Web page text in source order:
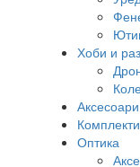
Хоби и
Оптика